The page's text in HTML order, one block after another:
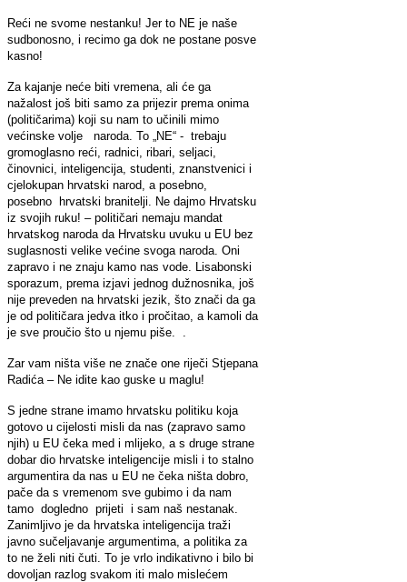
Reći ne svome nestanku! Jer to NE je naše
sudbonosno, i recimo ga dok ne postane posve
kasno!
Za kajanje neće biti vremena, ali će ga
nažalost još biti samo za prijezir prema onima
(političarima) koji su nam to učinili mimo
većinske volje naroda. To „NE“ - trebaju
gromoglasno reći, radnici, ribari, seljaci,
činovnici, inteligencija, studenti, znanstvenici i
cjelokupan hrvatski narod, a posebno,
posebno hrvatski branitelji. Ne dajmo Hrvatsku
iz svojih ruku! – političari nemaju mandat
hrvatskog naroda da Hrvatsku uvuku u EU bez
suglasnosti velike većine svoga naroda. Oni
zapravo i ne znaju kamo nas vode. Lisabonski
sporazum, prema izjavi jednog dužnosnika, još
nije preveden na hrvatski jezik, što znači da ga
je od političara jedva itko i pročitao, a kamoli da
je sve proučio što u njemu piše. .
Zar vam ništa više ne znače one riječi Stjepana
Radića – Ne idite kao guske u maglu!
S jedne strane imamo hrvatsku politiku koja
gotovo u cijelosti misli da nas (zapravo samo
njih) u EU čeka med i mlijeko, a s druge strane
dobar dio hrvatske inteligencije misli i to stalno
argumentira da nas u EU ne čeka ništa dobro,
pače da s vremenom sve gubimo i da nam
tamo dogledno prijeti i sam naš nestanak.
Zanimljivo je da hrvatska inteligencija traži
javno sučeljavanje argumentima, a politika za
to ne želi niti čuti. To je vrlo indikativno i bilo bi
dovoljan razlog svakom iti malo mislećem